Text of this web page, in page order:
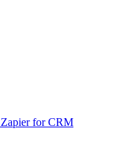
Zapier for CRM